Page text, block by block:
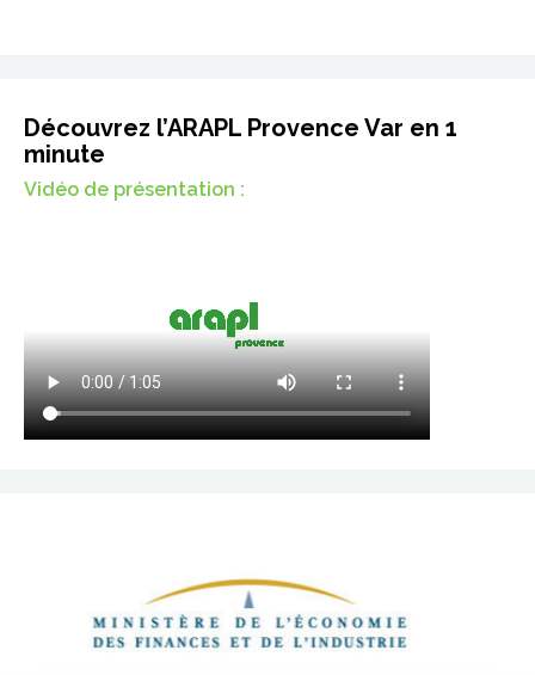
Découvrez l’ARAPL Provence Var en 1
minute
Vidéo de présentation :